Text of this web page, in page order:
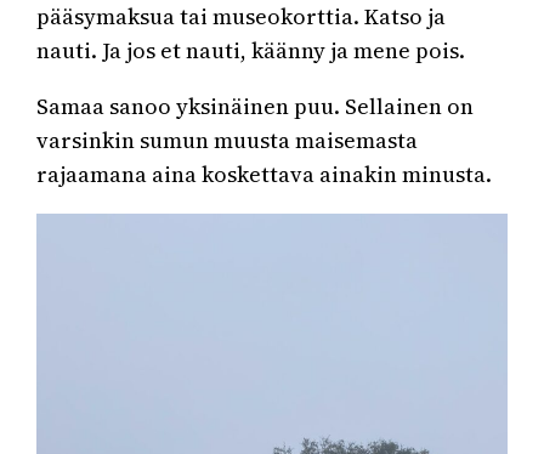
pääsymaksua tai museokorttia. Katso ja
nauti. Ja jos et nauti, käänny ja mene pois.
Samaa sanoo yksinäinen puu. Sellainen on
varsinkin sumun muusta maisemasta
rajaamana aina koskettava ainakin minusta.